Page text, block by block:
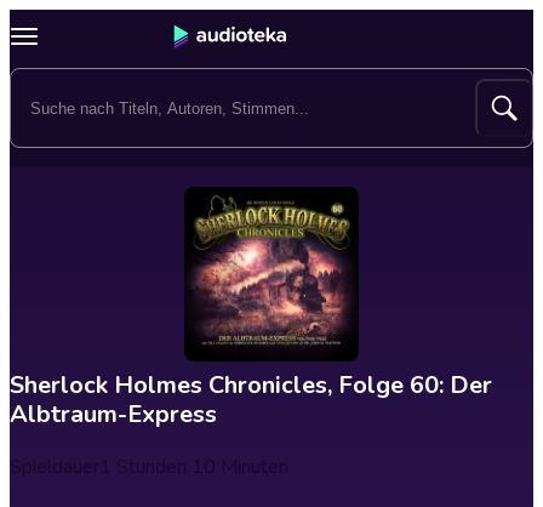
Sherlock Holmes Chronicles, Folge 60: Der
Albtraum-Express
Spieldauer1 Stunden 10 Minuten